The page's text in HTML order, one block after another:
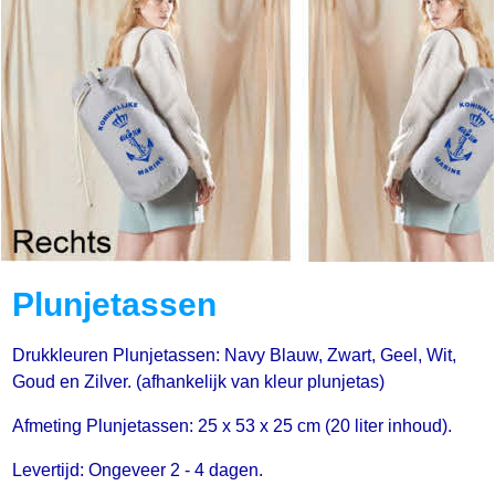
Plunjetassen
Drukkleuren Plunjetassen: Navy Blauw, Zwart, Geel, Wit,
Goud en Zilver. (afhankelijk van kleur plunjetas)
Afmeting Plunjetassen: 25 x 53 x 25 cm (20 liter inhoud).
Levertijd: Ongeveer 2 - 4 dagen.